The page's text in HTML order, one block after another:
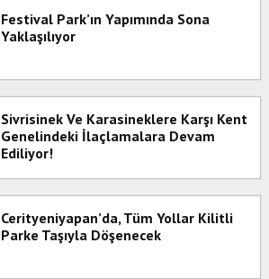
Festival Park’ın Yapımında Sona
Yaklaşılıyor
Sivrisinek Ve Karasineklere Karşı Kent
Genelindeki İlaçlamalara Devam
Ediliyor!
Cerityeniyapan’da, Tüm Yollar Kilitli
Parke Taşıyla Döşenecek